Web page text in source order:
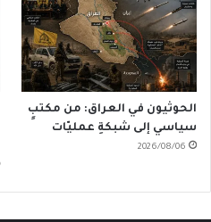
الحوثيون في العراق: من مكتبٍ
سياسي إلى شبكةِ عمليّات
2026/08/06